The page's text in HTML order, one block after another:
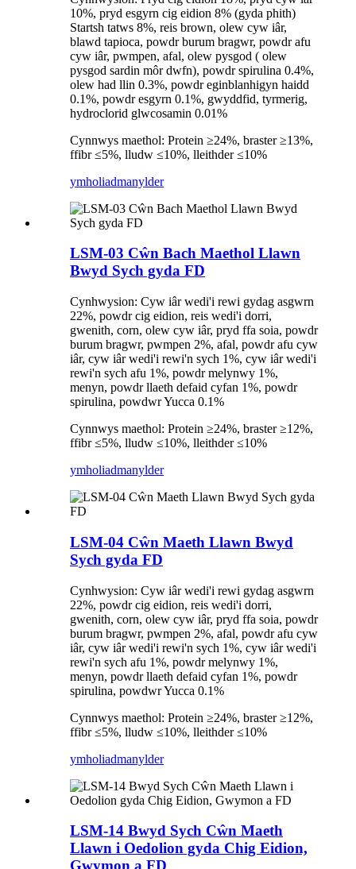
10%, pryd esgyrn cig eidion 8% (gyda phith)
Startsh tatws 8%, reis brown, olew cyw iâr,
blawd tapioca, powdr burum bragwr, powdr afu
cyw iâr, pwmpen, afal, olew pysgod ( olew
pysgod sardin môr dwfn), powdr spirulina 0.4%,
olew had llin 0.3%, powdr eginblanhigyn haidd
0.1%, powdr esgyrn 0.1%, gwyddfid, tyrmerig,
hydroclorid glwcosamin 0.01%
Cynnwys maethol: Protein ≥24%, braster ≥13%,
ffibr ≤5%, lludw ≤10%, lleithder ≤10%
ymholiadmanylder
LSM-03 Cŵn Bach Maethol Llawn
Bwyd Sych gyda FD
Cynhwysion: Cyw iâr wedi'i rewi gydag asgwrn
22%, powdr cig eidion, reis wedi'i dorri,
gwenith, corn, olew cyw iâr, pryd ffa soia, powdr
burum bragwr, pwmpen 2%, afal, powdr afu cyw
iâr, cyw iâr wedi'i rewi'n sych 1%, cyw iâr wedi'i
rewi'n sych afu 1%, powdr melynwy 1%,
menyn, powdr llaeth defaid cyfan 1%, powdr
spirulina, powdwr Yucca 0.1%
Cynnwys maethol: Protein ≥24%, braster ≥12%,
ffibr ≤5%, lludw ≤10%, lleithder ≤10%
ymholiadmanylder
LSM-04 Cŵn Maeth Llawn Bwyd
Sych gyda FD
Cynhwysion: Cyw iâr wedi'i rewi gydag asgwrn
22%, powdr cig eidion, reis wedi'i dorri,
gwenith, corn, olew cyw iâr, pryd ffa soia, powdr
burum bragwr, pwmpen 2%, afal, powdr afu cyw
iâr, cyw iâr wedi'i rewi'n sych 1%, cyw iâr wedi'i
rewi'n sych afu 1%, powdr melynwy 1%,
menyn, powdr llaeth defaid cyfan 1%, powdr
spirulina, powdwr Yucca 0.1%
Cynnwys maethol: Protein ≥24%, braster ≥12%,
ffibr ≤5%, lludw ≤10%, lleithder ≤10%
ymholiadmanylder
LSM-14 Bwyd Sych Cŵn Maeth
Llawn i Oedolion gyda Chig Eidion,
Gwymon a FD